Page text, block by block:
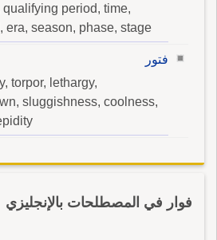
period, time,
era, season, phase, stage
فتور
torpor, lethargy,
sluggishness, coolness,
فوار في المصطلحات بالإنجليزي